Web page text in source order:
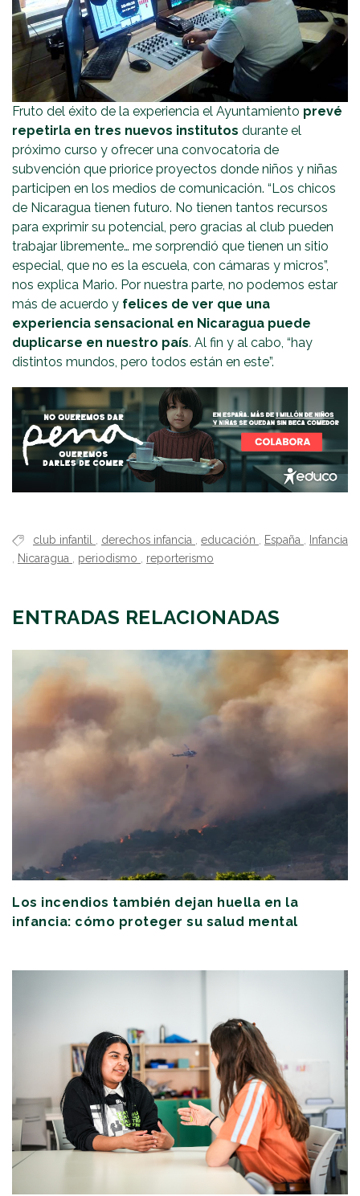
Fruto del éxito de la experiencia el Ayuntamiento prevé
repetirla en tres nuevos institutos durante el
próximo curso y ofrecer una convocatoria de
subvención que priorice proyectos donde niños y niñas
participen en los medios de comunicación. “Los chicos
de Nicaragua tienen futuro. No tienen tantos recursos
para exprimir su potencial, pero gracias al club pueden
trabajar libremente… me sorprendió que tienen un sitio
especial, que no es la escuela, con cámaras y micros”,
nos explica Mario. Por nuestra parte, no podemos estar
más de acuerdo y felices de ver que una
experiencia sensacional en Nicaragua puede
duplicarse en nuestro país. Al fin y al cabo, “hay
distintos mundos, pero todos están en este”.
club infantil derechos infancia educación España
Infancia
Nicaragua periodismo reporterismo
ENTRADAS RELACIONADAS
Los incendios también dejan huella en la
infancia: cómo proteger su salud mental